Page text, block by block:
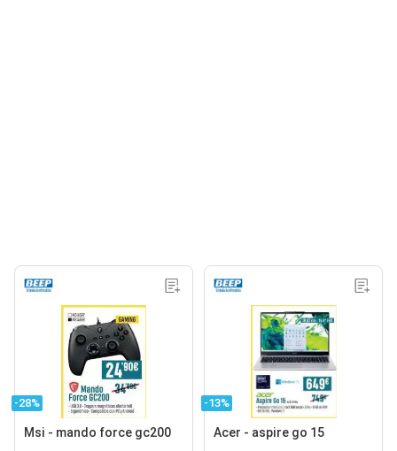
-28%
Msi - mando force gc200
-13%
Acer - aspire go 15